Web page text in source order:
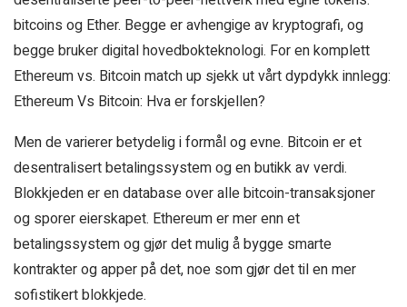
bitcoins og Ether. Begge er avhengige av kryptografi, og
begge bruker digital hovedbokteknologi. For en komplett
Ethereum vs. Bitcoin match up sjekk ut vårt dypdykk innlegg:
Ethereum Vs Bitcoin: Hva er forskjellen?
Men de varierer betydelig i formål og evne. Bitcoin er et
desentralisert betalingssystem og en butikk av verdi.
Blokkjeden er en database over alle bitcoin-transaksjoner
og sporer eierskapet. Ethereum er mer enn et
betalingssystem og gjør det mulig å bygge smarte
kontrakter og apper på det, noe som gjør det til en mer
sofistikert blokkjede.